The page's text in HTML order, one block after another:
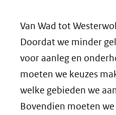
Van Wad tot
Doordat we minder
voor aanleg en
moeten we keuzes
welke gebieden we
Bovendien moeten